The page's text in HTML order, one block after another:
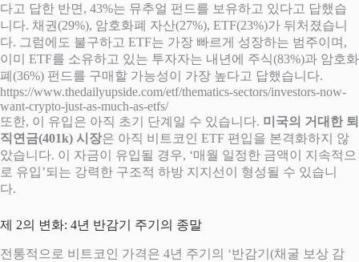
다고 답한 반면, 43%는 뮤추얼 펀드를 보유하고 있다고 답했습
니다. 채권(29%), 암호화폐 자산(27%), ETF(23%)가 뒤처졌습니
다. 그럼에도 불구하고 ETF는 가장 빠르게 성장하는 범주이며,
이미 ETF를 소유하고 있는 투자자는 내년에 주식(83%)과 암호화
폐(36%) 펀드를 구매할 가능성이 가장 높다고 답했습니다.
https://www.thedailyupside.com/etf/thematics-sectors/investors-now-
want-crypto-just-as-much-as-etfs/
또한, 이 유입은 아직 초기 단계일 수 있습니다. 미국의 거대한 퇴
직연금(401k) 시장은 아직 비트코인 ETF 편입을 본격화하지 않
았습니다. 이 자금이 유입될 경우, ‘매월 일정한 금액이 지속적으
로 유입’되는 강력한 구조적 하방 지지선이 형성될 수 있습니
다.
제 2의 변화: 4년 반감기 주기의 종말
전통적으로 비트코인 가격은 4년 주기의 ‘반감기(채굴 보상 감